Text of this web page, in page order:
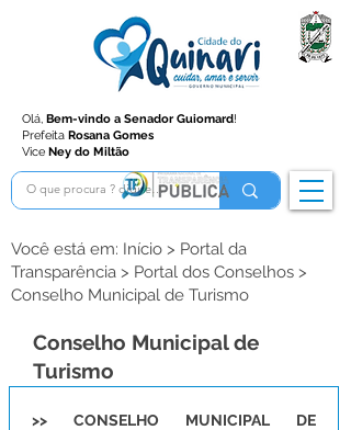
Olá, Bem-vindo a Senador Guiomard!
Prefeita Rosana Gomes
Vice Ney do Miltão
Você está em: Início > Portal da
Transparência > Portal dos Conselhos >
Conselho Municipal de Turismo
Conselho Municipal de
Turismo
>> CONSELHO MUNICIPAL DE